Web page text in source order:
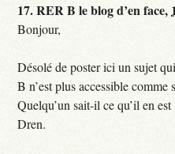
17.RER B le blog d’en face,
Bonjour,
Désolé de poster ici un sujet
B n’est plus accessible
Quelqu’un sait-il ce qu’il en est
Dren.